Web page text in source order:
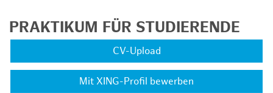
PRAKTIKUM FÜR STUDIERENDE
CV-Upload
Mit XING-Profil bewerben